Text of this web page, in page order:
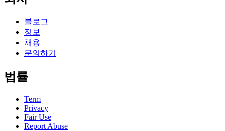
블로그
정보
채용
문의하기
법률
Term
Privacy
Fair Use
Report Abuse